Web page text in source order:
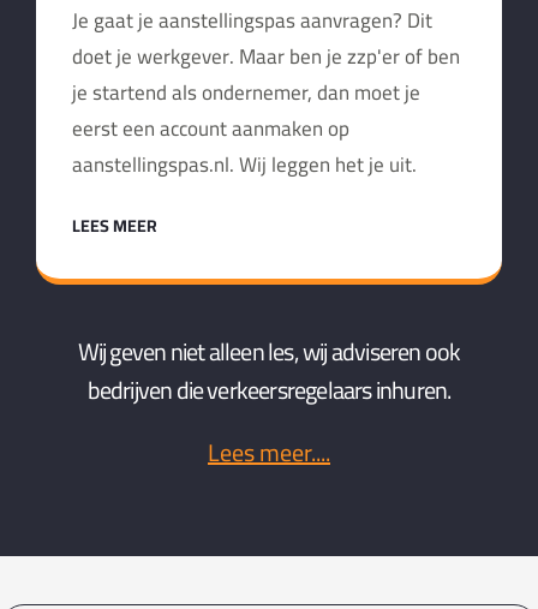
Je gaat je aanstellingspas aanvragen? Dit
doet je werkgever. Maar ben je zzp'er of ben
je startend als ondernemer, dan moet je
eerst een account aanmaken op
aanstellingspas.nl. Wij leggen het je uit.
LEES MEER
Wij geven niet alleen les, wij adviseren ook
bedrijven die verkeersregelaars inhuren.
Lees meer....